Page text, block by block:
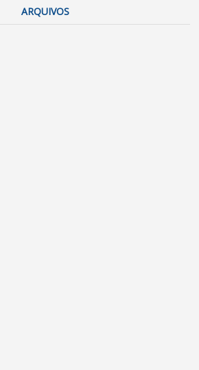
ARQUIVOS